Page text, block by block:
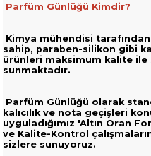
Parfüm Günlüğü Kimdir?
Kimya mühendisi tarafından
sahip, paraben-silikon gibi
ürünleri maksimum kalite ile
sunmaktadır.
Parfüm Günlüğü olarak
kalıcılık ve nota geçişleri
uyguladığımız 'Altın Oran
ve Kalite-Kontrol
sizlere sunuyoruz.